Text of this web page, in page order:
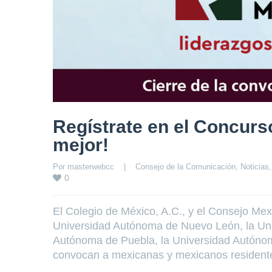
Regístrate en el
mejor!
Por masterwebcc Consejo de la Comunicación, Noticias,
0
El Colegio de México, A.C., y el Consejo
Universidad Autónoma de Nuevo León, la
Autónoma de Puebla, la Universidad
convocan a mexicanas y mexicanos